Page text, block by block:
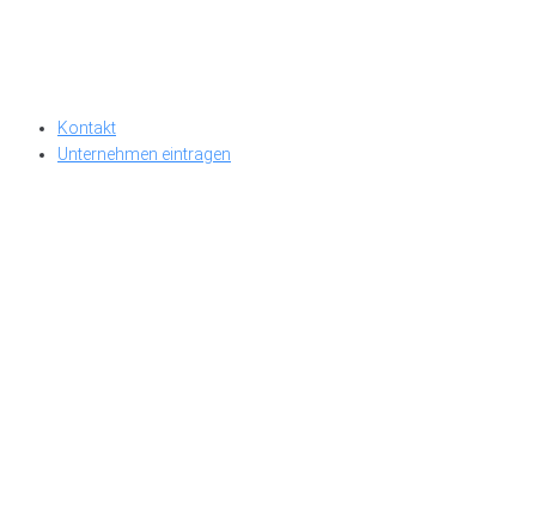
Kontakt
Unternehmen eintragen